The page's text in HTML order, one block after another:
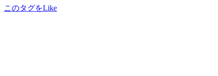
このタグをLike